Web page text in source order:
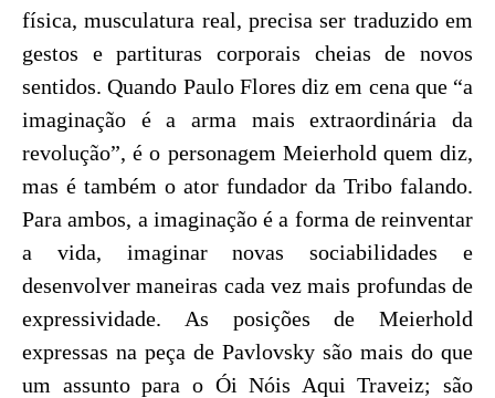
física, musculatura real, precisa ser traduzido em
gestos e partituras corporais cheias de novos
sentidos. Quando Paulo Flores diz em cena que “a
imaginação é a arma mais extraordinária da
revolução”, é o personagem Meierhold quem diz,
mas é também o ator fundador da Tribo falando.
Para ambos, a imaginação é a forma de reinventar
a vida, imaginar novas sociabilidades e
desenvolver maneiras cada vez mais profundas de
expressividade. As posições de Meierhold
expressas na peça de Pavlovsky são mais do que
um assunto para o Ói Nóis Aqui Traveiz; são